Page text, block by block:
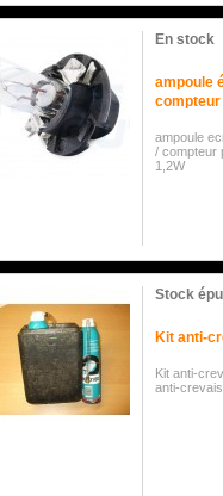
En stock
ampoule
compteur
ampoule
/ compteur
1,2W
Stock
Kit anti-
Kit anti-
anti-